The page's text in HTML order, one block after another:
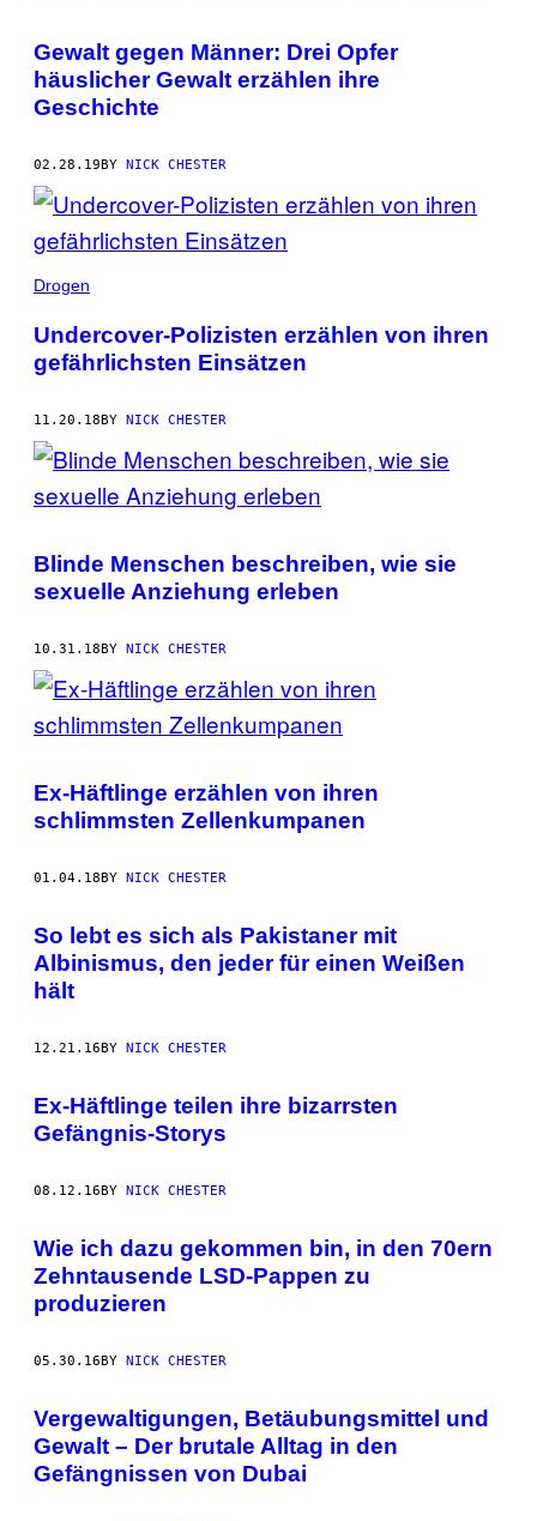
Gewalt gegen Männer: Drei Opfer
häuslicher Gewalt erzählen ihre
Geschichte
02.28.19BY NICK CHESTER
Drogen
Undercover-Polizisten erzählen von ihren
gefährlichsten Einsätzen
11.20.18BY NICK CHESTER
Blinde Menschen beschreiben, wie sie
sexuelle Anziehung erleben
10.31.18BY NICK CHESTER
Ex-Häftlinge erzählen von ihren
schlimmsten Zellenkumpanen
01.04.18BY NICK CHESTER
So lebt es sich als Pakistaner mit
Albinismus, den jeder für einen Weißen
hält
12.21.16BY NICK CHESTER
Ex-Häftlinge teilen ihre bizarrsten
Gefängnis-Storys
08.12.16BY NICK CHESTER
Wie ich dazu gekommen bin, in den 70ern
Zehntausende LSD-Pappen zu
produzieren
05.30.16BY NICK CHESTER
Vergewaltigungen, Betäubungsmittel und
Gewalt – Der brutale Alltag in den
Gefängnissen von Dubai